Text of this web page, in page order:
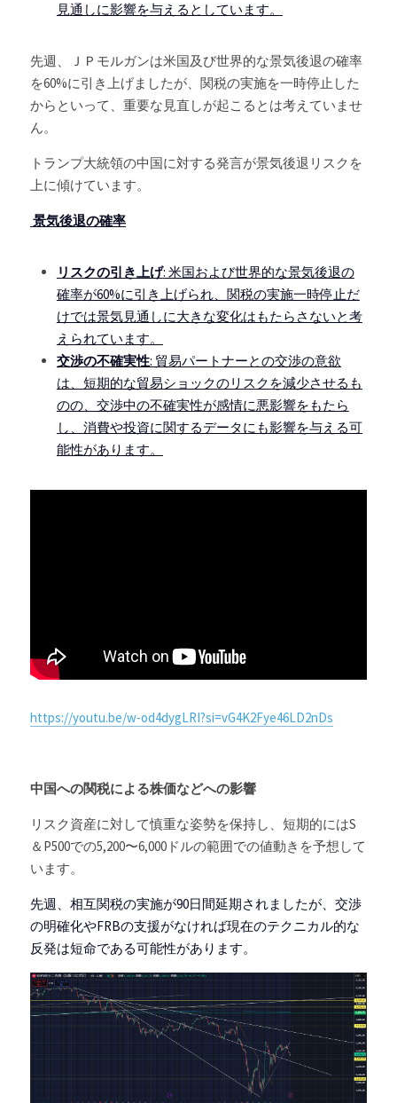
見通しに影響を与えるとしています。
先週、ＪＰモルガンは米国及び世界的な景気後退の確率
を60%に引き上げましたが、関税の実施を一時停止した
からといって、重要な見直しが起こるとは考えていませ
ん。
トランプ大統領の中国に対する発言が景気後退リスクを
上に傾けています。
景気後退の確率
リスクの引き上げ: 米国および世界的な景気後退の
確率が60%に引き上げられ、関税の実施一時停止だ
けでは景気見通しに大きな変化はもたらさないと考
えられています。
交渉の不確実性: 貿易パートナーとの交渉の意欲
は、短期的な貿易ショックのリスクを減少させるも
のの、交渉中の不確実性が感情に悪影響をもたら
し、消費や投資に関するデータにも影響を与える可
能性があります。
https://youtu.be/w-od4dygLRI?si=vG4K2Fye46LD2nDs
中国への関税による株価などへの影響
リスク資産に対して慎重な姿勢を保持し、短期的にはS
＆P500での5,200〜6,000ドルの範囲での値動きを予想して
います。
先週、相互関税の実施が90日間延期されましたが、交渉
の明確化やFRBの支援がなければ現在のテクニカル的な
反発は短命である可能性があります。